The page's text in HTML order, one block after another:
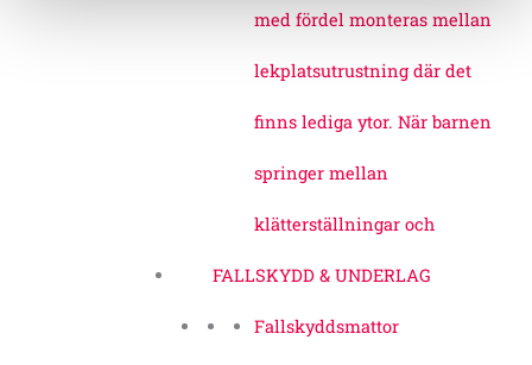
med fördel monteras mellan
lekplatsutrustning där det
finns lediga ytor. När barnen
springer mellan
klätterställningar och
FALLSKYDD & UNDERLAG
Fallskyddsmattor